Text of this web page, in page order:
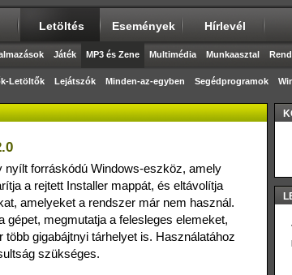
Letöltés Események Hírlevél
Játék MP3 és Zene Multimédia Munkaasztal
Letöltők Lejátszók Minden-az-egyben Segédprogramok
nyílt forráskódú Windows‑eszköz, amely
a rejtett Installer mappát, és eltávolítja
amelyeket a rendszer már nem használ.
gépet, megmutatja a felesleges elemeket,
több gigabájtnyi tárhelyet is. Használatához
szükséges.